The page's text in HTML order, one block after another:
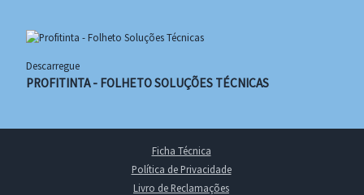
Descarregue
PROFITINTA - FOLHETO SOLUÇÕES TÉCNICAS
Ficha Técnica
Política de Privacidade
Livro de Reclamações